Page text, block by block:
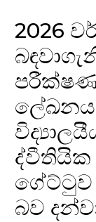
2026
ලේඛනය
ද්වීතියික
ගේට්ටුව
බව